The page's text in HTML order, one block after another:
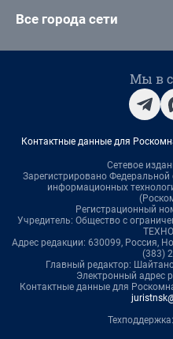
Все города сети
Мы в
Контактные данные для
Сетевое
Зарегистрировано
информационных
Регистрационный
Учредитель: Общество с
Адрес редакции: 630099, Россия,
(383)
Главный редактор:
Электронный адрес
Контактные данные для
Техподдержка: